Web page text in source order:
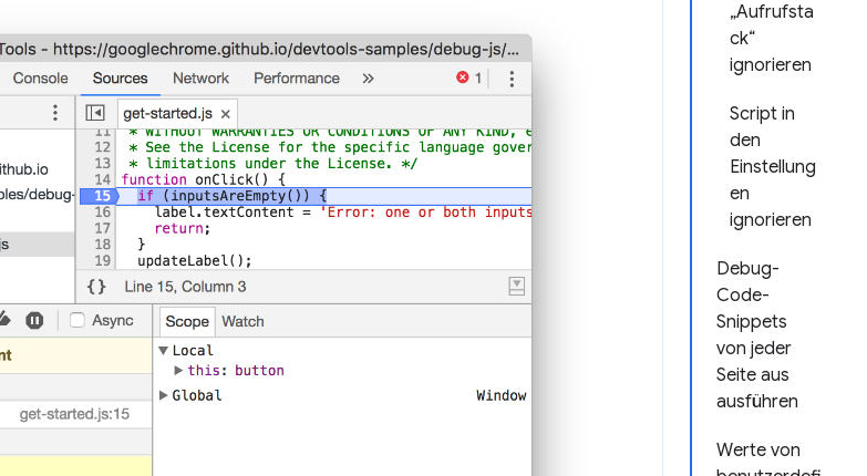
„Aufrufsta
ck“
ignorieren
Script in
den
Einstellung
en
ignorieren
Debug-
Code-
Snippets
von jeder
Seite aus
ausführen
Werte von